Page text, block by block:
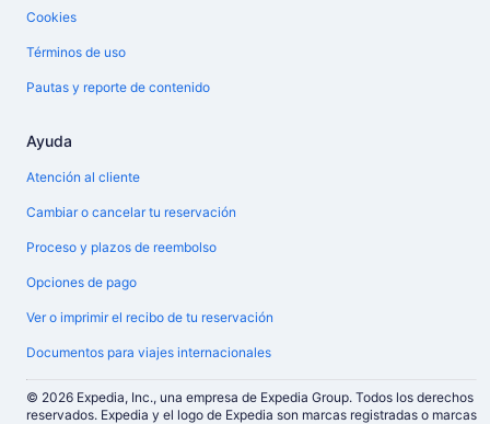
Cookies
Términos de uso
Pautas y reporte de contenido
Ayuda
Atención al cliente
Cambiar o cancelar tu reservación
Proceso y plazos de reembolso
Opciones de pago
Ver o imprimir el recibo de tu reservación
Documentos para viajes internacionales
© 2026 Expedia, Inc., una empresa de Expedia Group. Todos los derechos
reservados. Expedia y el logo de Expedia son marcas registradas o marcas